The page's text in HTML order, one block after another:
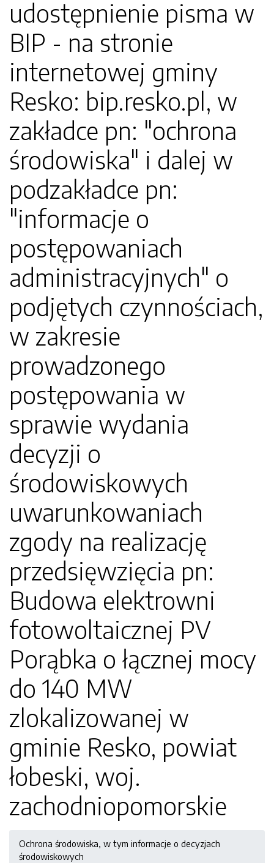
udostępnienie pisma w
BIP - na stronie
internetowej gminy
Resko: bip.resko.pl, w
zakładce pn: "ochrona
środowiska" i dalej w
podzakładce pn:
"informacje o
postępowaniach
administracyjnych" o
podjętych czynnościach,
w zakresie
prowadzonego
postępowania w
sprawie wydania
decyzji o
środowiskowych
uwarunkowaniach
zgody na realizację
przedsięwzięcia pn:
Budowa elektrowni
fotowoltaicznej PV
Porąbka o łącznej mocy
do 140 MW
zlokalizowanej w
gminie Resko, powiat
łobeski, woj.
zachodniopomorskie
Ochrona środowiska, w tym informacje o decyzjach
środowiskowych